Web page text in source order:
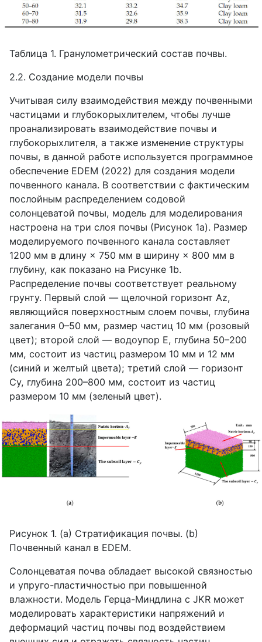
Таблица 1. Гранулометрический состав почвы.
2.2. Создание модели почвы
Учитывая силу взаимодействия между почвенными
частицами и глубокорыхлителем, чтобы лучше
проанализировать взаимодействие почвы и
глубокорыхлителя, а также изменение структуры
почвы, в данной работе используется программное
обеспечение EDEM (2022) для создания модели
почвенного канала. В соответствии с фактическим
послойным распределением содовой
солонцеватой почвы, модель для моделирования
настроена на три слоя почвы (Рисунок 1a). Размер
моделируемого почвенного канала составляет
1200 мм в длину × 750 мм в ширину × 800 мм в
глубину, как показано на Рисунке 1b.
Распределение почвы соответствует реальному
грунту. Первый слой — щелочной горизонт Az,
являющийся поверхностным слоем почвы, глубина
залегания 0–50 мм, размер частиц 10 мм (розовый
цвет); второй слой — водоупор E, глубина 50–200
мм, состоит из частиц размером 10 мм и 12 мм
(синий и желтый цвета); третий слой — горизонт
Cy, глубина 200–800 мм, состоит из частиц
размером 10 мм (зеленый цвет).
Рисунок 1. (a) Стратификация почвы. (b)
Почвенный канал в EDEM.
Солонцеватая почва обладает высокой связностью
и упруго-пластичностью при повышенной
влажности. Модель Герца-Миндлина с JKR может
моделировать характеристики напряжений и
деформаций частиц почвы под воздействием